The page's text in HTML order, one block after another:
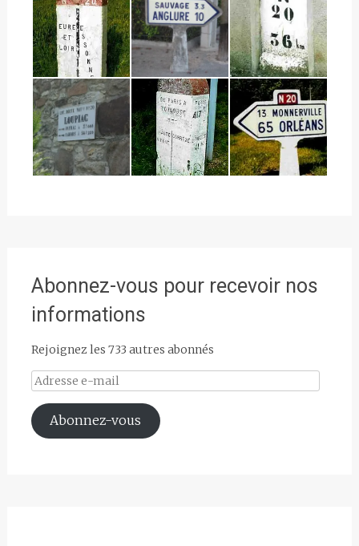
Abonnez-vous pour recevoir nos
informations
Rejoignez les 733 autres abonnés
Adresse
e-
mail
Abonnez-vous